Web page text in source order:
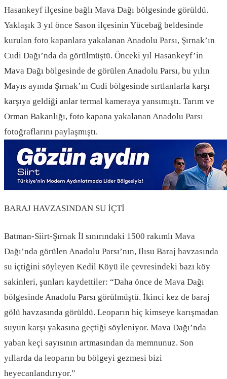
Hasankeyf ilçesine bağlı Mava Dağı bölgesinde görüldü.
Yaklaşık 3 yıl önce Sason ilçesinin Yücebağ beldesinde
kurulan foto kapanlara yakalanan Anadolu Parsı, Şırnak’ın
Cudi Dağı’nda da görülmüştü. Önceki yıl Hasankeyf’in
Mava Dağı bölgesinde de görülen Anadolu Parsı, bu yılın
Mayıs ayında Şırnak’ın Cudi bölgesinde sırtlanlarla karşı
karşıya geldiği anlar termal kameraya yansımıştı. Tarım ve
Orman Bakanlığı, foto kapana yakalanan Anadolu Parsı
fotoğraflarını paylaşmıştı.
BARAJ HAVZASINDAN SU İÇTİ
Batman-Siirt-Şırnak İl sınırındaki 1500 rakımlı Mava
Dağı’nda görülen Anadolu Parsı’nın, Ilısu Baraj havzasında
su içtiğini söyleyen Kedil Köyü ile çevresindeki bazı köy
sakinleri, şunları kaydettiler: “Daha önce de Mava Dağı
bölgesinde Anadolu Parsı görülmüştü. İkinci kez de baraj
gölü havzasında görüldü. Leoparın hiç kimseye karışmadan
suyun karşı yakasına geçtiği söyleniyor. Mava Dağı’nda
yaban keçi sayısının artmasından da memnunuz. Son
yıllarda da leoparın bu bölgeyi gezmesi bizi
heyecanlandırıyor.”